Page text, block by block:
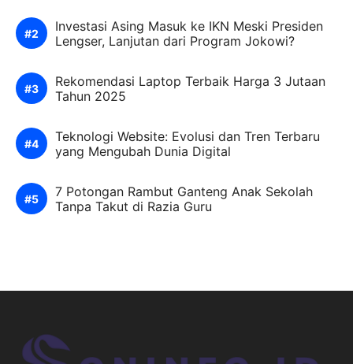
Investasi Asing Masuk ke IKN Meski Presiden
Lengser, Lanjutan dari Program Jokowi?
Rekomendasi Laptop Terbaik Harga 3 Jutaan
Tahun 2025
Teknologi Website: Evolusi dan Tren Terbaru
yang Mengubah Dunia Digital
7 Potongan Rambut Ganteng Anak Sekolah
Tanpa Takut di Razia Guru